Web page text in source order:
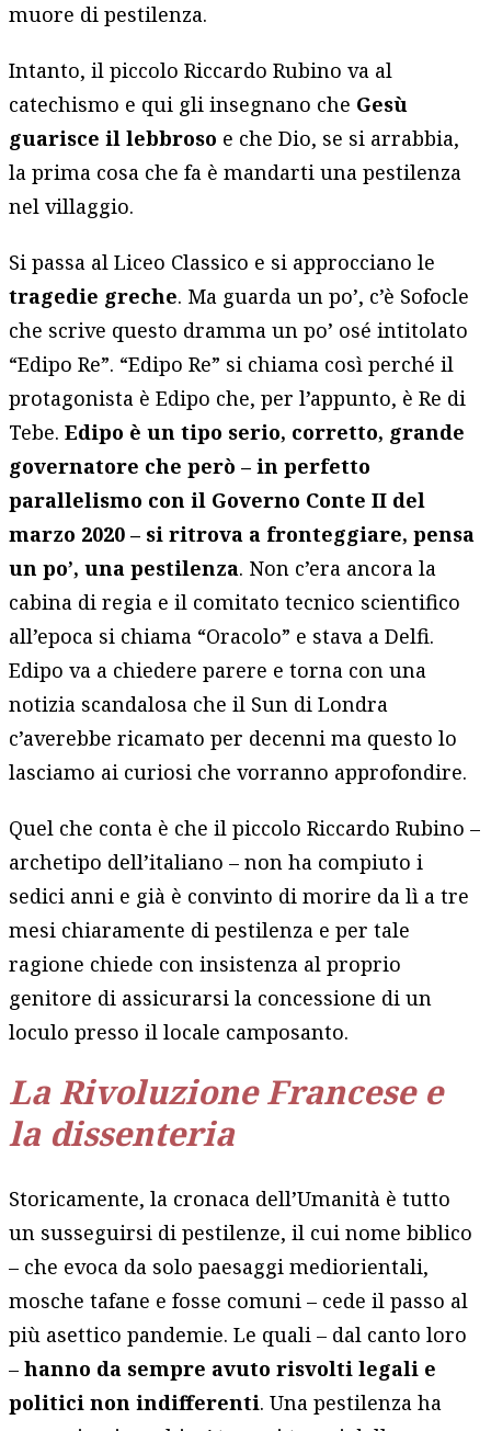
muore di pestilenza.
Intanto, il piccolo Riccardo Rubino va al
catechismo e qui gli insegnano che Gesù
guarisce il lebbroso e che Dio, se si arrabbia,
la prima cosa che fa è mandarti una pestilenza
nel villaggio.
Si passa al Liceo Classico e si approcciano le
tragedie greche. Ma guarda un po’, c’è Sofocle
che scrive questo dramma un po’ osé intitolato
“Edipo Re”. “Edipo Re” si chiama così perché il
protagonista è Edipo che, per l’appunto, è Re di
Tebe.Edipo è un tipo serio, corretto, grande
governatore che però – in perfetto
parallelismo con il Governo Conte II del
marzo 2020 – si ritrova a fronteggiare, pensa
un po’, una pestilenza. Non c’era ancora la
cabina di regia e il comitato tecnico scientifico
all’epoca si chiama “Oracolo” e stava a Delfi.
Edipo va a chiedere parere e torna con una
notizia scandalosa che il Sun di Londra
c’averebbe ricamato per decenni ma questo lo
lasciamo ai curiosi che vorranno approfondire.
Quel che conta è che il piccolo Riccardo Rubino –
archetipo dell’italiano – non ha compiuto i
sedici anni e già è convinto di morire da lì a tre
mesi chiaramente di pestilenza e per tale
ragione chiede con insistenza al proprio
genitore di assicurarsi la concessione di un
loculo presso il locale camposanto.
La Rivoluzione Francese e
la dissenteria
Storicamente, la cronaca dell’Umanità è tutto
un susseguirsi di pestilenze, il cui nome biblico
– che evoca da solo paesaggi mediorientali,
mosche tafane e fosse comuni – cede il passo al
più asettico pandemie. Le quali – dal canto loro
–hanno da sempre avuto risvolti legali e
politici non indifferenti. Una pestilenza ha